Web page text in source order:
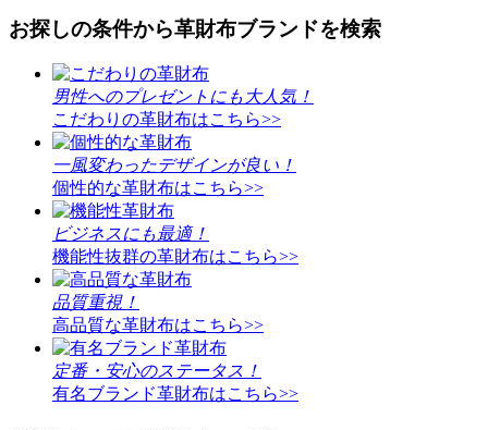
お探しの条件から革財布ブランドを検索
男性へのプレゼントにも大人気！
こだわりの革財布はこちら>>
一風変わったデザインが良い！
個性的な革財布はこちら>>
ビジネスにも最適！
機能性抜群の革財布はこちら>>
品質重視！
高品質な革財布はこちら>>
定番・安心のステータス！
有名ブランド革財布はこちら>>